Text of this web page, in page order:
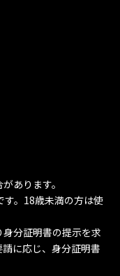
あります。
。18歳未満の方は使
分証明書の提示を求
に応じ、身分証明書